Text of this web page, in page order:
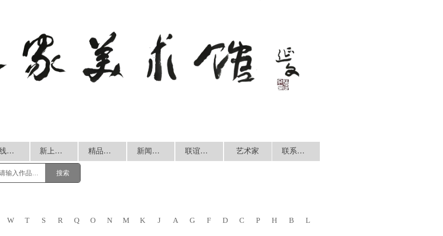
在线销售 新上书画 精品回放 新闻动态 联谊交流 艺术家 联系我们
搜索
W T S R Q O N M K J A G F D C P H B L